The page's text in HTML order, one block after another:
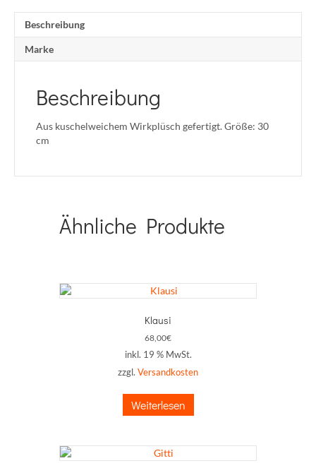
Beschreibung
Marke
Beschreibung
Aus kuschelweichem Wirkplüsch gefertigt. Größe: 30
cm
Ähnliche Produkte
Klausi
68,00€
inkl. 19 % MwSt.
zzgl. Versandkosten
Weiterlesen